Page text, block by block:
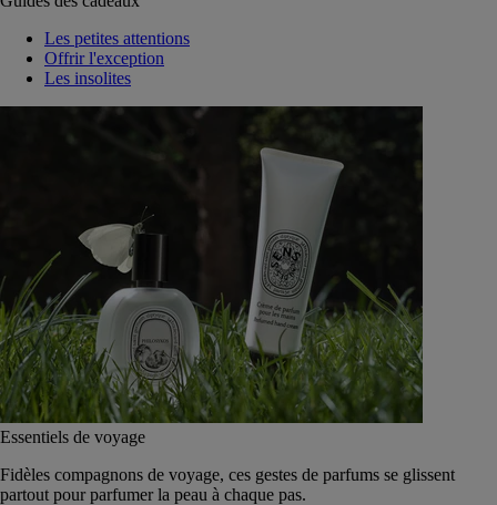
Les petites attentions
Offrir l'exception
Les insolites
Essentiels de voyage
Fidèles compagnons de voyage, ces gestes de parfums se glissent
partout pour parfumer la peau à chaque pas.